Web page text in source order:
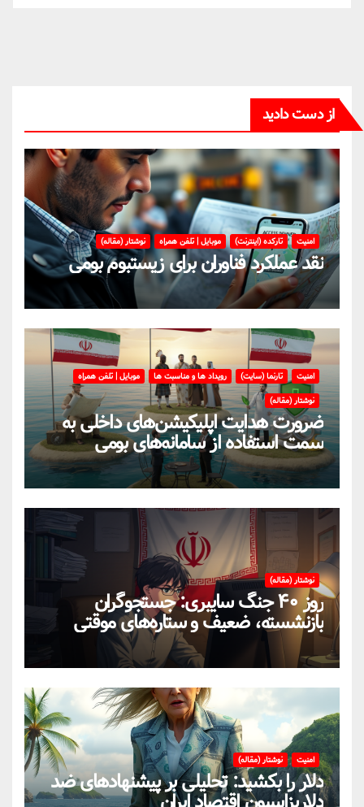
از دست دادید
امنیت تارکده (اینترنت) موبایل | تلفن همراه نوشتار (مقاله)
نقد عملکرد فناوران برای زیستبوم بومی
امنیت تارنما (سایت) رویداد ها و مناسبت ها
موبایل | تلفن همراه
نوشتار (مقاله)
ضرورت هدایت اپلیکیشن‌های داخلی به
سمت استفاده از سامانه‌های بومی
نوشتار (مقاله)
روز ۴۰ جنگ سایبری: جستجوگران
بازنشسته، ضعیف و ستاره‌های موقتی
ایران در بحران اینترنت!
امنیت نوشتار (مقاله)
دلار را بکشید: تحلیلی بر پیشنهادهای ضد